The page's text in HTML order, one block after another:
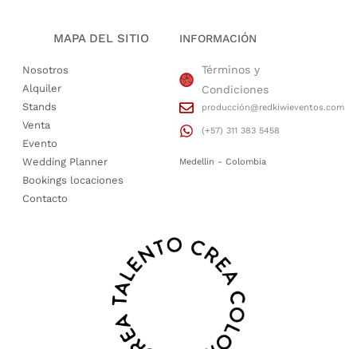
MAPA DEL SITIO
Nosotros
Alquiler
Stands
Venta
Evento
Wedding Planner
Bookings locaciones
Contacto
INFORMACIÓN
Términos y
Condiciones
producción@redkiwieventos.com
(+57) 311 383 5458
Medellin - Colombia